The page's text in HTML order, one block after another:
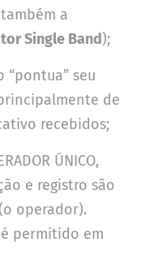
a
Single Band);
“pontua” seu
de
recebidos;
ÚNICO,
e registro são
operador).
permitido em